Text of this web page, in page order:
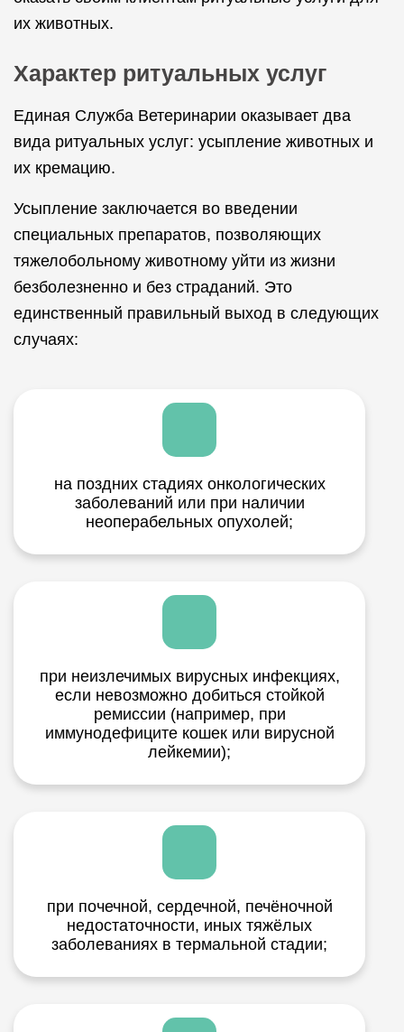
их животных.
Характер ритуальных услуг
Единая Служба Ветеринарии оказывает два
вида ритуальных услуг: усыпление животных и
их кремацию.
Усыпление заключается во введении
специальных препаратов, позволяющих
тяжелобольному животному уйти из жизни
безболезненно и без страданий. Это
единственный правильный выход в следующих
случаях:
на поздних стадиях онкологических
заболеваний или при наличии
неоперабельных опухолей;
при неизлечимых вирусных инфекциях,
если невозможно добиться стойкой
ремиссии (например, при
иммунодефиците кошек или вирусной
лейкемии);
при почечной, сердечной, печёночной
недостаточности, иных тяжёлых
заболеваниях в термальной стадии;